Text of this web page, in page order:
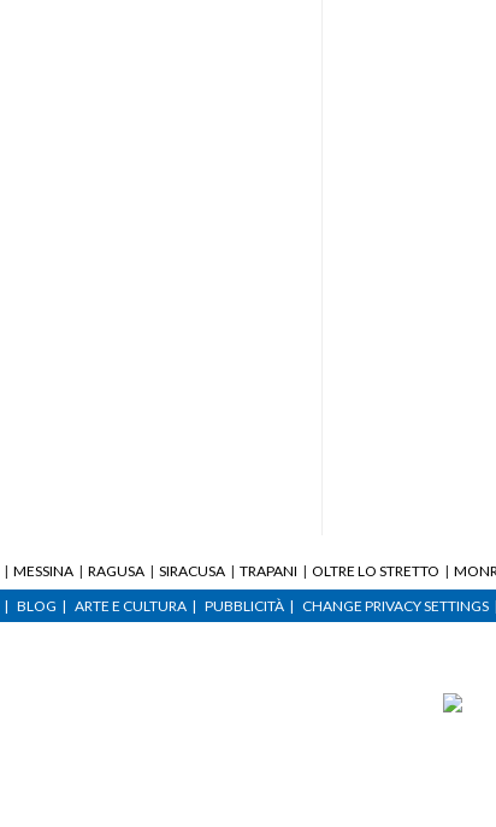
MESSINA RAGUSA SIRACUSA TRAPANI OLTRE LO STRETTO
BLOG ARTE E CULTURA PUBBLICITÀ CHANGE PRIVACY SETTINGS